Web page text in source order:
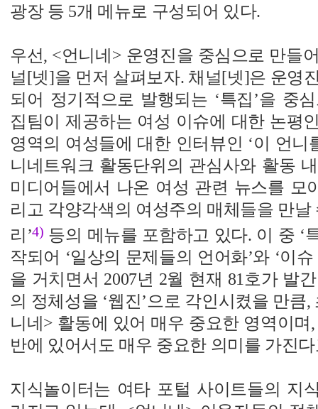
광장 등 5개 메뉴로 구성되어 있다.
우선, <언니네> 운영진을 중심으로 만들
널[넷]을 먼저 살펴보자. 채널[넷]은 운영
되어 정기적으로 발행되는 ‘특집’을 중
집팀이 제공하는 여성 이슈에 대한 논평
영역의 여성들에 대한 인터뷰인 ‘이 언니
니네트워크 활동단위의 관심사와 활동
미디어들에서 나온 여성 관련 뉴스를 모
리고 각양각색의 여성주의 매체들을 만날
리’4) 등의 메뉴를 포함하고 있다. 이 중 ‘
작되어 ‘일상의 문제들의 언어화’와 ‘이
을 거치면서 2007년 2월 현재 81호가 발
의 정체성을 ‘웹진’으로 각인시켰을 만큼
니네> 활동에 있어 매우 중요한 영역이
반에 있어서도 매우 중요한 의미를 가진
지식놀이터는 여타 포털 사이트들의 지